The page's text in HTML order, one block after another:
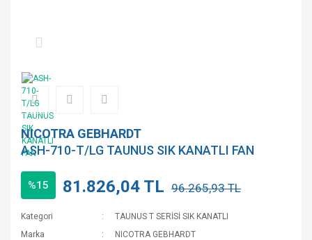
NICOTRA GEBHARDT
ASH-710-T/LG TAUNUS SIK KANATLI FAN
%15 81.826,04 TL 96.265,93 TL
Kategori
TAUNUS T SERİSİ SIK KANATLI
Marka
NICOTRA GEBHARDT